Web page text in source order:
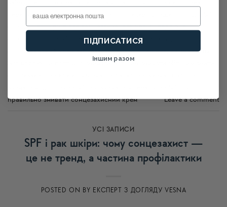
пересушування,очищення обличчя ввечері
очищення шкіри після сонцезахисного крему,подвійне
правильне очищення обличчя
сонцезахисний крем забиває пори,фотостаріння,чи змивається
чи потрібно змивати SPF,чим змивати SPF
правильно змивати сонцезахисний крем
Leave a comment
УСI ЗАПИСИ
SPF і рак шкіри: чому сонцезахист —
це не тренд, а частина профілактики
POSTED ON BY ЕКСПЕРТ З ДОГЛЯДУ VESNA
Email
ПІДПИСАТИСЯ
іншим разом